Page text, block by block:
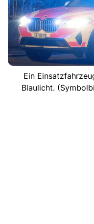
Ein
Blaulicht.